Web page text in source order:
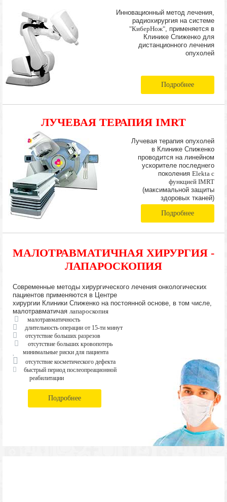
Инновационный метод лечения,
радиохирургия на системе
"КиберНож" , применяется в
Клинике Спиженко для
дистанционного лечения
опухолей
Подробнее
ЛУЧЕВАЯ ТЕРАПИЯ IMRT
Лучевая терапия опухолей
в Клинике Спиженко
проводится на линейном
ускорителе последнего
поколения Elekta с
функцией IMRT
(максимальной защиты
здоровых тканей)
Подробнее
МАЛОТРАВМАТИЧНАЯ ХИРУРГИЯ -
ЛАПАРОСКОПИЯ
Современные методы хирургического лечения онкологических
пациентов применяются в Центре
хирургии Клиники Спиженко на постоянной основе, в том числе,
малотравматичая лапароскопия
малотравматичность
длительность операции от 15-ти минут
отсутствие больших разрезов
отсутствие больших кровопотерь
минимальные риски для пациента
отсутствие косметического дефекта
быстрый период послеопреационной
реабилитации
Подробнее